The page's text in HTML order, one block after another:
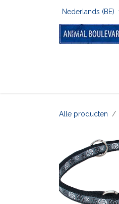
Nederlands (BE)
Alle producten